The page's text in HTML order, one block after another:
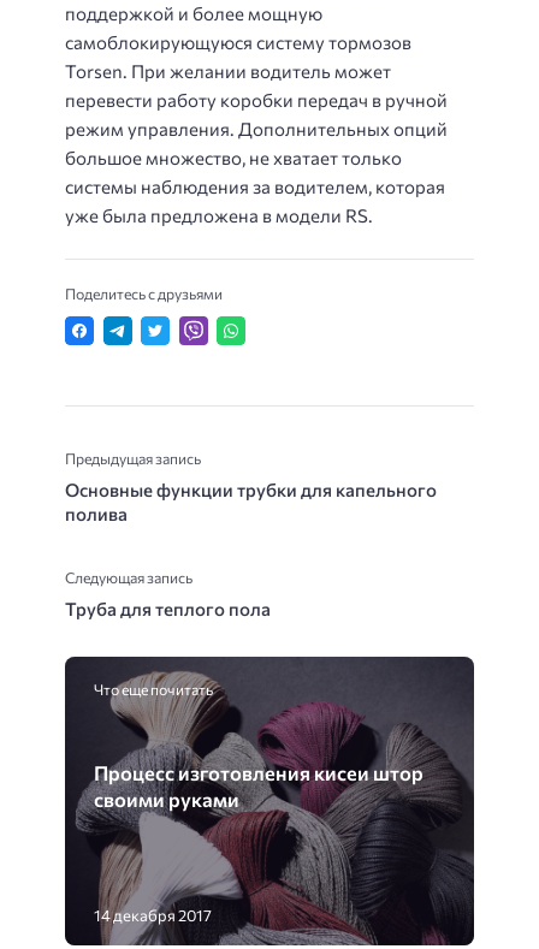
поддержкой и более мощную
самоблокирующуюся систему тормозов
Torsen. При желании водитель может
перевести работу коробки передач в ручной
режим управления. Дополнительных опций
большое множество, не хватает только
системы наблюдения за водителем, которая
уже была предложена в модели RS.
Поделитесь с друзьями
Предыдущая запись
Основные функции трубки для капельного
полива
Следующая запись
Труба для теплого пола
Что еще почитать
Процесс изготовления кисеи штор
своими руками
14 декабря 2017